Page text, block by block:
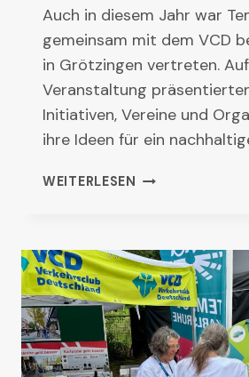
Auch in diesem Jahr war
gemeinsam mit dem VCD
in Grötzingen vertreten.
Veranstaltung
Initiativen, Vereine und
ihre Ideen für ein
WEITERLESEN RÜCKBLICK: